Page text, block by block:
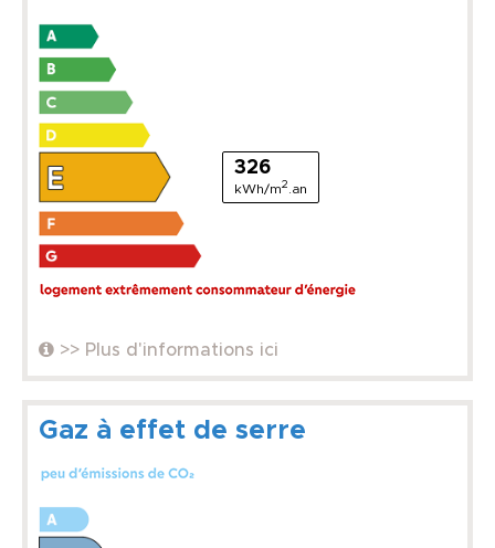
326
kWh/m2 .an
>> Plus d'informations ici
Gaz à effet de serre